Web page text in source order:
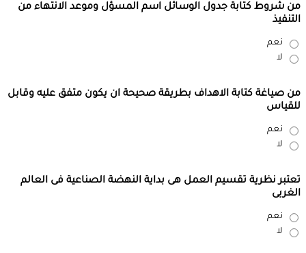
من شروط كتابة جدول الوسائل اسم المسؤل وموعد الانتهاء من
التنفيذ
نعم
لا
من صياغة كتابة الاهداف بطريقة صحيحة ان يكون متفق عليه وقابل
للقياس
نعم
لا
تعتبر نظرية تقسيم العمل هى بداية النهضة الصناعية فى العالم
الغربى
نعم
لا